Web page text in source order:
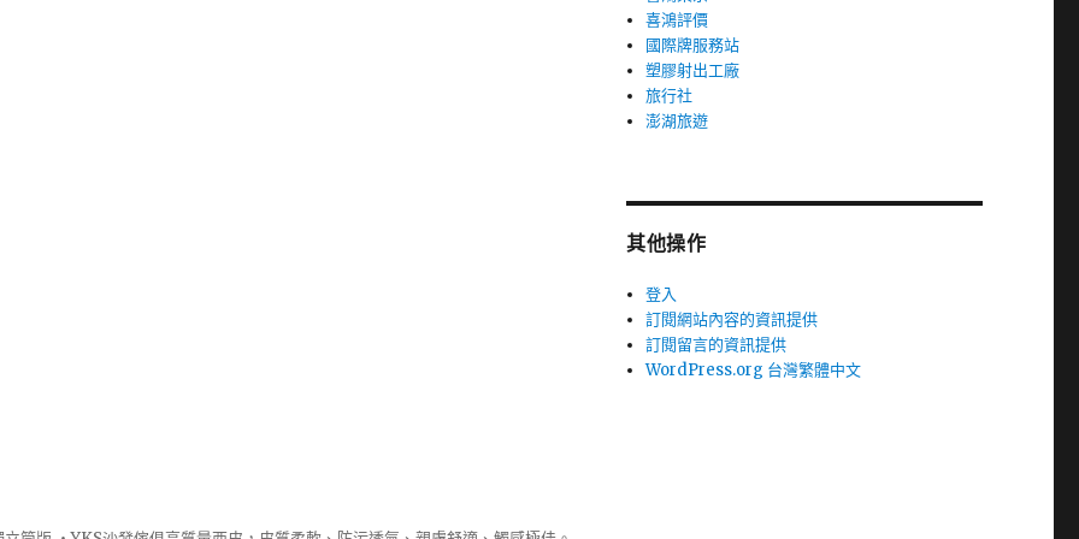
喜鴻評價
國際牌服務站
塑膠射出工廠
旅行社
澎湖旅遊
其他操作
登入
訂閱網站內容的資訊提供
訂閱留言的資訊提供
WordPress.org 台灣繁體中文